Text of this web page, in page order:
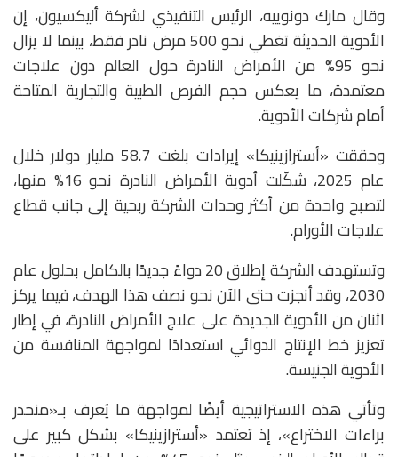
وقال مارك دونوييه، الرئيس التنفيذي لشركة أليكسيون، إن
الأدوية الحديثة تغطي نحو 500 مرض نادر فقط، بينما لا يزال
نحو 95% من الأمراض النادرة حول العالم دون علاجات
معتمدة، ما يعكس حجم الفرص الطبية والتجارية المتاحة
أمام شركات الأدوية.
وحققت «أسترازينيكا» إيرادات بلغت 58.7 مليار دولار خلال
عام 2025، شكّلت أدوية الأمراض النادرة نحو 16% منها،
لتصبح واحدة من أكثر وحدات الشركة ربحية إلى جانب قطاع
علاجات الأورام.
وتستهدف الشركة إطلاق 20 دواءً جديدًا بالكامل بحلول عام
2030، وقد أنجزت حتى الآن نحو نصف هذا الهدف، فيما يركز
اثنان من الأدوية الجديدة على علاج الأمراض النادرة، في إطار
تعزيز خط الإنتاج الدوائي استعدادًا لمواجهة المنافسة من
الأدوية الجنيسة.
وتأتي هذه الاستراتيجية أيضًا لمواجهة ما يُعرف بـ«منحدر
براءات الاختراع»، إذ تعتمد «أسترازينيكا» بشكل كبير على